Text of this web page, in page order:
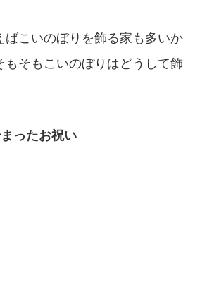
ばこいのぼりを飾る家も多いか
もそもこいのぼりはどうして飾
ったお祝い